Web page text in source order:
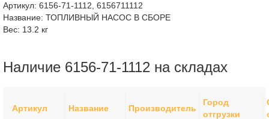
Артикул: 6156-71-1112, 6156711112
Название: ТОПЛИВНЫЙ НАСОС В СБОРЕ
Вес: 13.2 кг
Наличие 6156-71-1112 на складах
Артикул Название Производитель
Город
отгрузки